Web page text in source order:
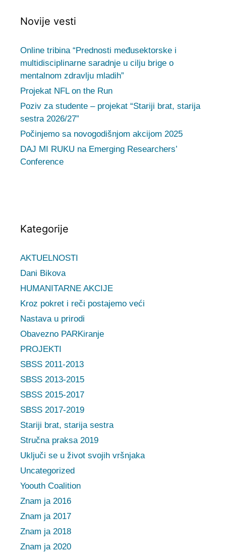
Novije vesti
Online tribina “Prednosti međusektorske i
multidisciplinarne saradnje u cilju brige o
mentalnom zdravlju mladih”
Projekat NFL on the Run
Poziv za studente – projekat “Stariji brat, starija
sestra 2026/27”
Počinjemo sa novogodišnjom akcijom 2025
DAJ MI RUKU na Emerging Researchers’
Conference
Kategorije
AKTUELNOSTI
Dani Bikova
HUMANITARNE AKCIJE
Kroz pokret i reči postajemo veći
Nastava u prirodi
Obavezno PARKiranje
PROJEKTI
SBSS 2011-2013
SBSS 2013-2015
SBSS 2015-2017
SBSS 2017-2019
Stariji brat, starija sestra
Stručna praksa 2019
Uključi se u život svojih vršnjaka
Uncategorized
Yoouth Coalition
Znam ja 2016
Znam ja 2017
Znam ja 2018
Znam ja 2020